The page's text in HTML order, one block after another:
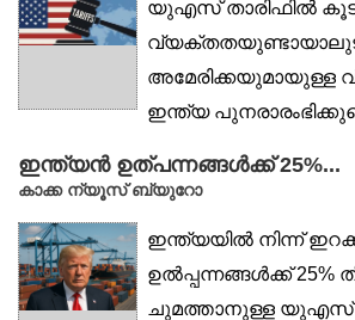
യുഎസ് താരിഫിൽ
അമേരിക്കയുമായുള്ള
ഇന്ത്യ
ഇന്ത്യൻ ഉത്പന്നങ്ങൾക്ക് 25%...
കാക്ക ന്യൂസ് ബ്യുറോ
ഇന്ത്യയിൽ നിന്ന്
ഉൽപ്പന്നങ്ങൾക്ക് 25%
ചുമത്താനുള്ള യുഎസ്